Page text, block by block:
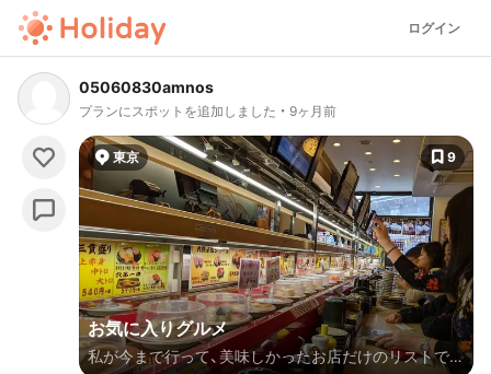
ログイン
05060830amnos
プランにスポットを追加しました 9ヶ月前
東京 9
お気に入りグルメ
私が今まで行って、美味しかったお店だけのリストで